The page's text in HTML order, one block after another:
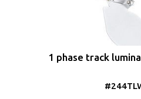
1 phase track